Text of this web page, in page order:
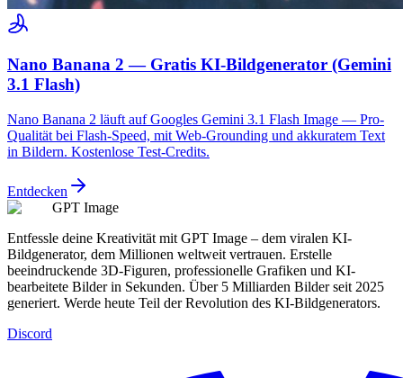
Nano Banana 2 — Gratis KI-Bildgenerator (Gemini
3.1 Flash)
Nano Banana 2 läuft auf Googles Gemini 3.1 Flash Image — Pro-
Qualität bei Flash-Speed, mit Web-Grounding und akkuratem Text
in Bildern. Kostenlose Test-Credits.
Entdecken
GPT Image
Entfessle deine Kreativität mit GPT Image – dem viralen KI-
Bildgenerator, dem Millionen weltweit vertrauen. Erstelle
beeindruckende 3D-Figuren, professionelle Grafiken und KI-
bearbeitete Bilder in Sekunden. Über 5 Milliarden Bilder seit 2025
generiert. Werde heute Teil der Revolution des KI-Bildgenerators.
Discord